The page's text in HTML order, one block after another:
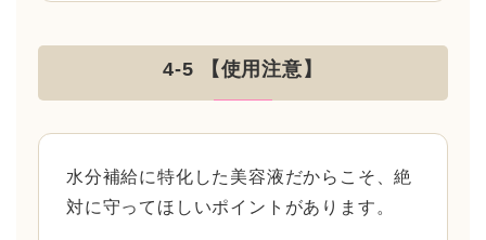
4-5 【使用注意】
水分補給に特化した美容液だからこそ、絶
対に守ってほしいポイントがあります。